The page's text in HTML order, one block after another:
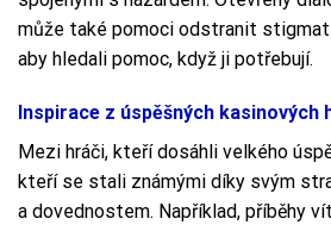
může také pomoci odstranit
aby hledali pomoc, když ji potřebují.
Inspirace z úspěšných kasinových
Mezi hráči, kteří dosáhli velkého
kteří se stali známými díky svým
a dovednostem. Například, příběhy